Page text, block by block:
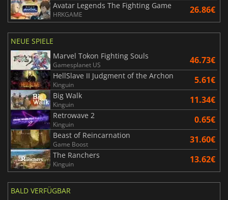
Avatar Legends The Fighting Game
HRKGAME 26.86€
NEUE SPIELE
Marvel Tokon Fighting Souls
Gamesplanet US 46.73€
HellSlave II Judgment of the Archon
Kinguin 5.61€
Big Walk
Kinguin 11.34€
Retrowave 2
Kinguin 0.65€
Beast of Reincarnation
Game Boost 31.60€
The Ranchers
Kinguin 13.62€
BALD VERFÜGBAR